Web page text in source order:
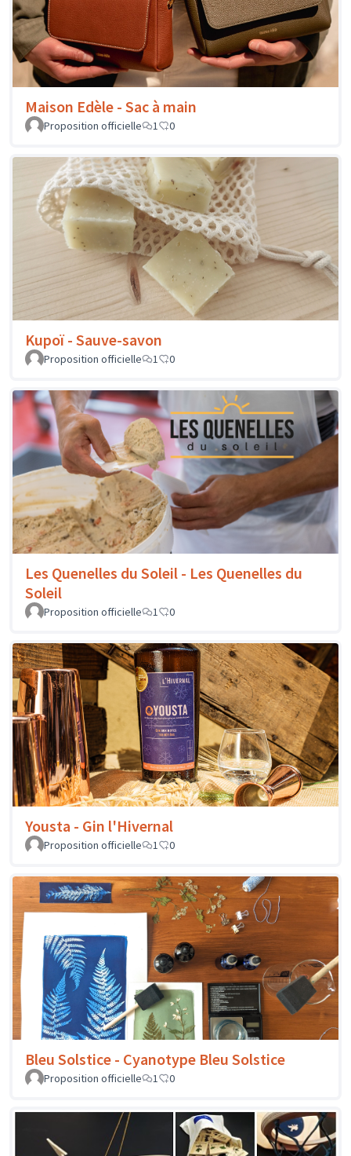
Maison Edèle - Sac à main
Proposition officielle 1 0
Kupoï - Sauve-savon
Proposition officielle 1 0
Les Quenelles du Soleil - Les Quenelles du
Soleil
Proposition officielle 1 0
Yousta - Gin l'Hivernal
Proposition officielle 1 0
Bleu Solstice - Cyanotype Bleu Solstice
Proposition officielle 1 0